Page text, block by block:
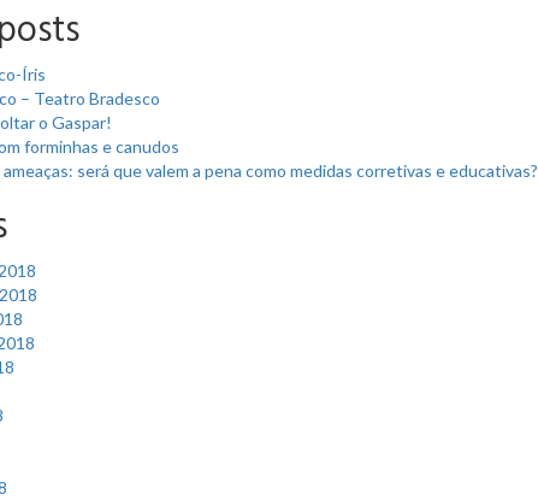
Íris
– Teatro Bradesco
o Gaspar!
forminhas e canudos
será que valem a pena como medidas corretivas e educativas?